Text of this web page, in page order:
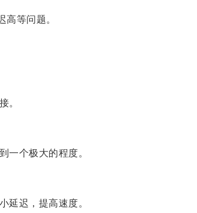
等问题。
。
个极大的程度。
迟，提高速度。